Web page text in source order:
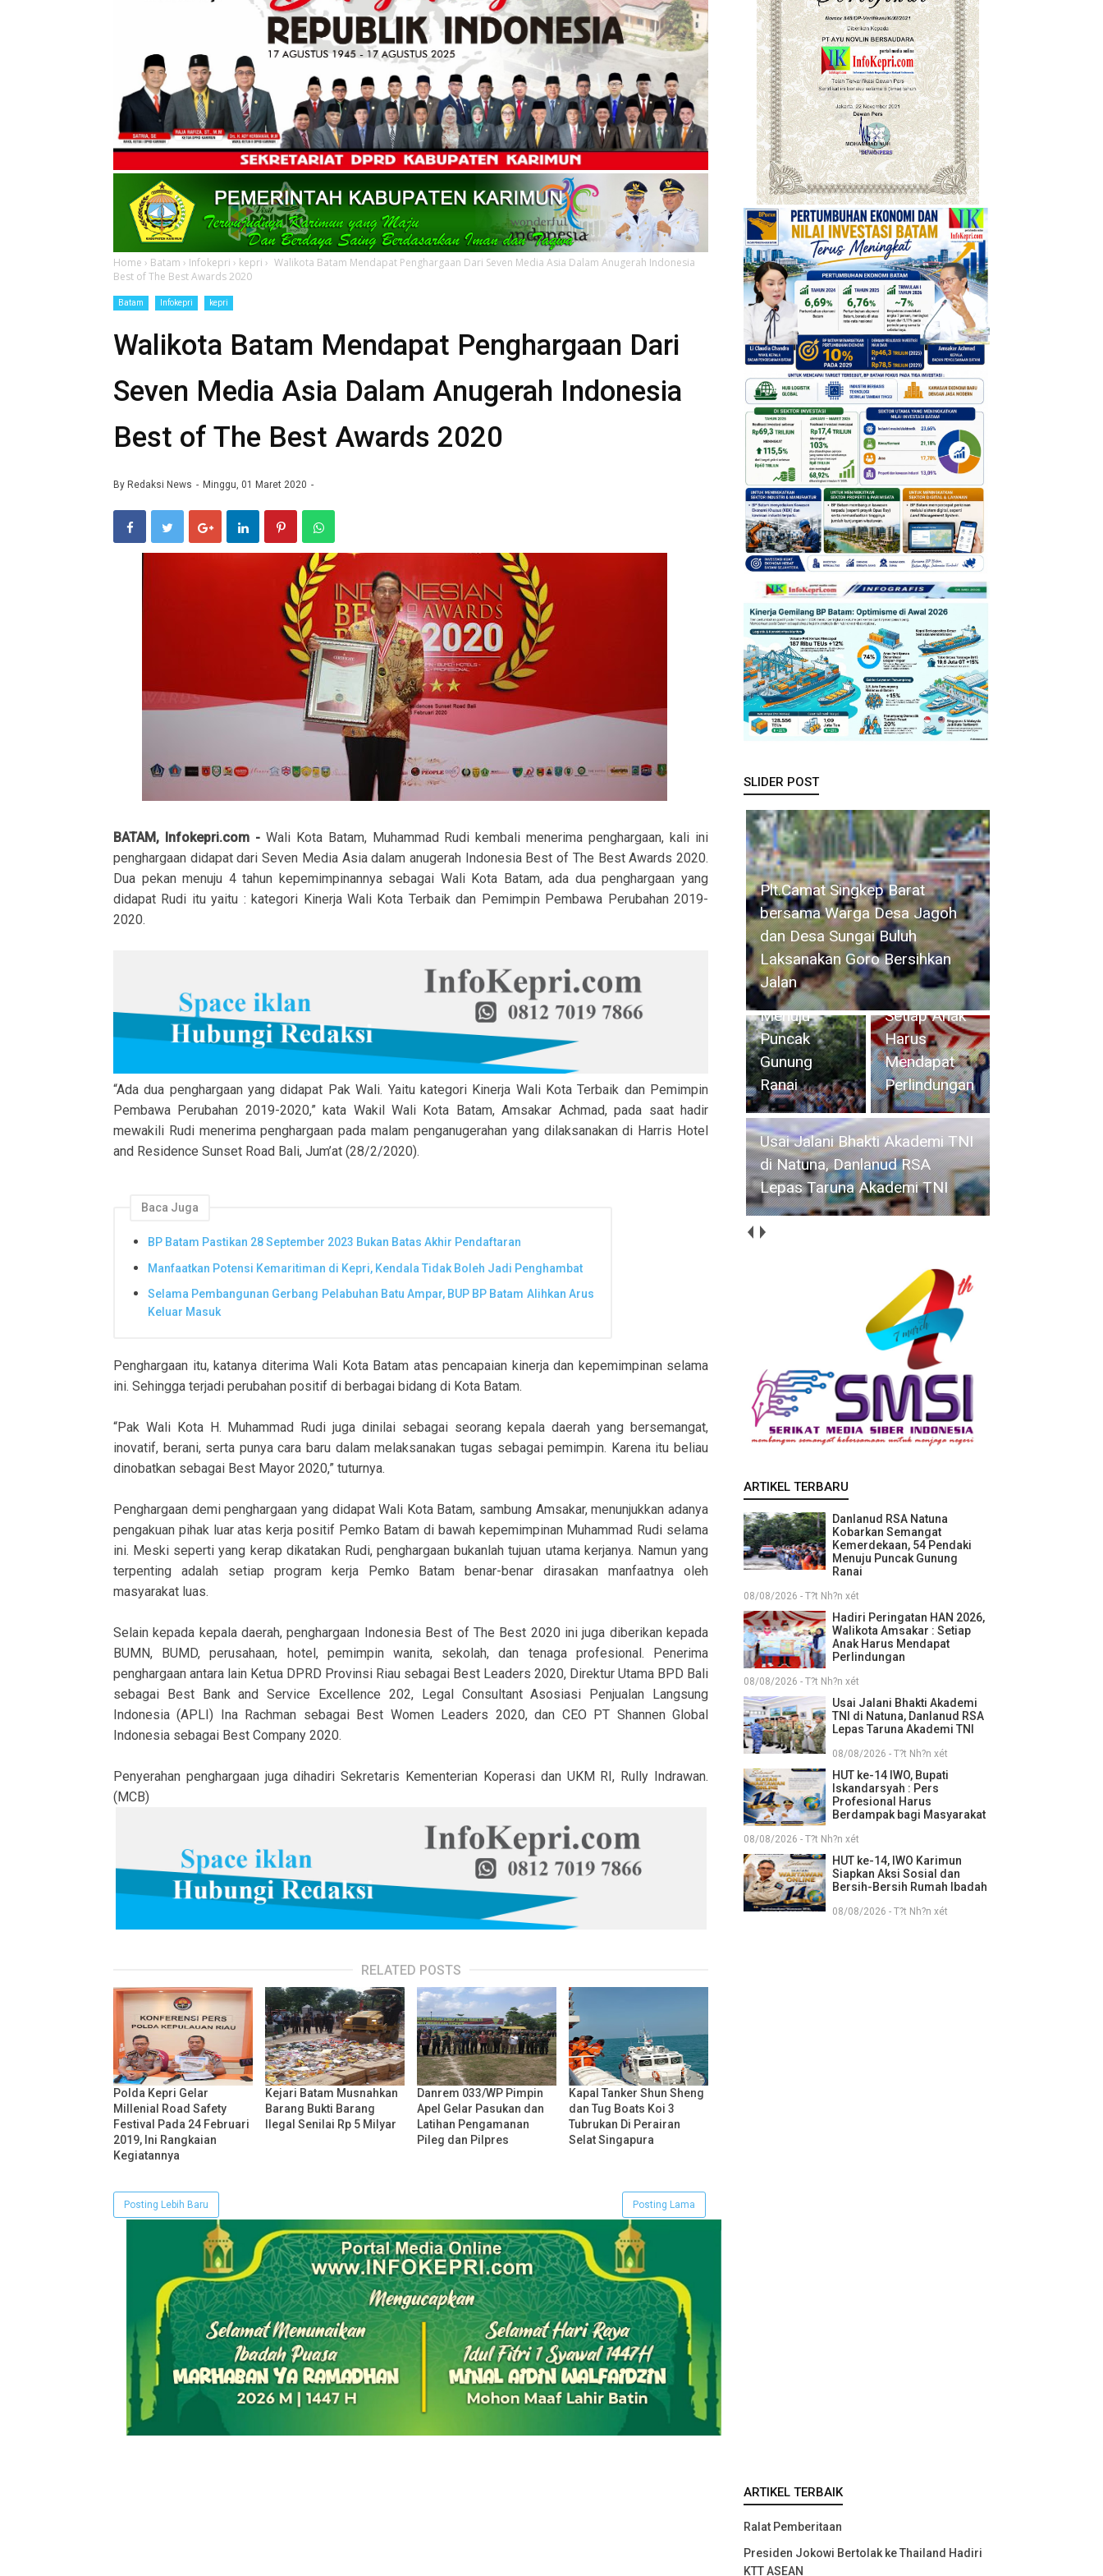
Home › Batam › Infokepri › kepri › Walikota Batam Mendapat Penghargaan Dari Seven Media Asia Dalam Anugerah Indonesia
Best of The Best Awards 2020
Batam Infokepri kepri
Walikota Batam Mendapat Penghargaan Dari
Seven Media Asia Dalam Anugerah Indonesia
Best of The Best Awards 2020
By Redaksi News Minggu, 01 Maret 2020
BATAM, Infokepri.com - Wali Kota Batam, Muhammad Rudi kembali menerima penghargaan, kali ini
penghargaan didapat dari Seven Media Asia dalam anugerah Indonesia Best of The Best Awards 2020.
Dua pekan menuju 4 tahun kepemimpinannya sebagai Wali Kota Batam, ada dua penghargaan yang
didapat Rudi itu yaitu : kategori Kinerja Wali Kota Terbaik dan Pemimpin Pembawa Perubahan 2019-
2020.
“Ada dua penghargaan yang didapat Pak Wali. Yaitu kategori Kinerja Wali Kota Terbaik dan Pemimpin
Pembawa Perubahan 2019-2020,” kata Wakil Wali Kota Batam, Amsakar Achmad, pada saat hadir
mewakili Rudi menerima penghargaan pada malam penganugerahan yang dilaksanakan di Harris Hotel
and Residence Sunset Road Bali, Jum’at (28/2/2020).
Baca Juga
BP Batam Pastikan 28 September 2023 Bukan Batas Akhir Pendaftaran
Manfaatkan Potensi Kemaritiman di Kepri, Kendala Tidak Boleh Jadi Penghambat
Selama Pembangunan Gerbang Pelabuhan Batu Ampar, BUP BP Batam Alihkan Arus
Keluar Masuk
Penghargaan itu, katanya diterima Wali Kota Batam atas pencapaian kinerja dan kepemimpinan selama
ini. Sehingga terjadi perubahan positif di berbagai bidang di Kota Batam.
“Pak Wali Kota H. Muhammad Rudi juga dinilai sebagai seorang kepala daerah yang bersemangat,
inovatif, berani, serta punya cara baru dalam melaksanakan tugas sebagai pemimpin. Karena itu beliau
dinobatkan sebagai Best Mayor 2020,” tuturnya.
Penghargaan demi penghargaan yang didapat Wali Kota Batam, sambung Amsakar, menunjukkan adanya
pengakuan pihak luar atas kerja positif Pemko Batam di bawah kepemimpinan Muhammad Rudi selama
ini. Meski seperti yang kerap dikatakan Rudi, penghargaan bukanlah tujuan utama kerjanya. Namun yang
terpenting adalah setiap program kerja Pemko Batam benar-benar dirasakan manfaatnya oleh
masyarakat luas.
Selain kepada kepala daerah, penghargaan Indonesia Best of The Best 2020 ini juga diberikan kepada
BUMN, BUMD, perusahaan, hotel, pemimpin wanita, sekolah, dan tenaga profesional. Penerima
penghargaan antara lain Ketua DPRD Provinsi Riau sebagai Best Leaders 2020, Direktur Utama BPD Bali
sebagai Best Bank and Service Excellence 202, Legal Consultant Asosiasi Penjualan Langsung
Indonesia (APLI) Ina Rachman sebagai Best Women Leaders 2020, dan CEO PT Shannen Global
Indonesia sebagai Best Company 2020.
Penyerahan penghargaan juga dihadiri Sekretaris Kementerian Koperasi dan UKM RI, Rully Indrawan.
(MCB)
RELATED POSTS
Polda Kepri Gelar
Millenial Road Safety
Festival Pada 24 Februari
2019, Ini Rangkaian
Kegiatannya
Kejari Batam Musnahkan
Barang Bukti Barang
Ilegal Senilai Rp 5 Milyar
Danrem 033/WP Pimpin
Apel Gelar Pasukan dan
Latihan Pengamanan
Pileg dan Pilpres
Kapal Tanker Shun Sheng
dan Tug Boats Koi 3
Tubrukan Di Perairan
Selat Singapura
Posting Lebih Baru Posting Lama
SLIDER POST
Danlanud RSA Natuna
Kobarkan Semangat
Kemerdekaan, 54 Pendaki
Menuju Puncak Gunung Ranai
Hadiri
Peringatan
HAN 2026,
Walikota
Amsakar :
Setiap Anak
Harus
Mendapat
Perlindungan
Usai Jalani
Bhakti
Akademi
TNI di
Natuna,
Danlanud
RSA Lepas
Taruna
Akademi
TNI
HUT ke-14 IWO, Bupati
Iskandarsyah : Pers
Profesional Harus Berdampak
bagi Masyarakat
ARTIKEL TERBARU
Danlanud RSA Natuna
Kobarkan Semangat
Kemerdekaan, 54 Pendaki
Menuju Puncak Gunung
Ranai
08/08/2026 - T?t Nh?n xét
Hadiri Peringatan HAN 2026,
Walikota Amsakar : Setiap
Anak Harus Mendapat
Perlindungan
08/08/2026 - T?t Nh?n xét
Usai Jalani Bhakti Akademi
TNI di Natuna, Danlanud RSA
Lepas Taruna Akademi TNI
08/08/2026 - T?t Nh?n xét
HUT ke-14 IWO, Bupati
Iskandarsyah : Pers
Profesional Harus
Berdampak bagi Masyarakat
08/08/2026 - T?t Nh?n xét
HUT ke-14, IWO Karimun
Siapkan Aksi Sosial dan
Bersih-Bersih Rumah Ibadah
08/08/2026 - T?t Nh?n xét
ARTIKEL TERBAIK
Ralat Pemberitaan
Presiden Jokowi Bertolak ke Thailand Hadiri
KTT ASEAN